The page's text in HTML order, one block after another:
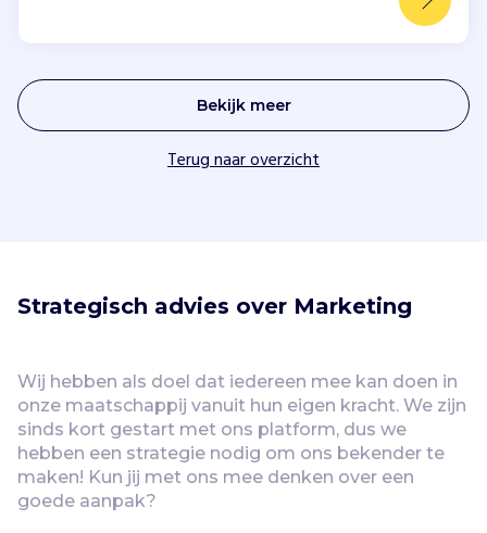
Bekijk meer
Terug naar overzicht
Strategisch advies over Marketing
Wij hebben als doel dat iedereen mee kan doen in
onze maatschappij vanuit hun eigen kracht. We zijn
sinds kort gestart met ons platform, dus we
hebben een strategie nodig om ons bekender te
maken! Kun jij met ons mee denken over een
goede aanpak?